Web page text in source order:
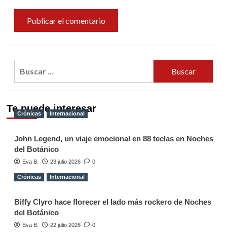
Te puede interesar
Crónicas Internacional
John Legend, un viaje emocional en 88 teclas en Noches
del Botánico
Eva B. 23 julio 2026 0
Crónicas Internacional
Biffy Clyro hace florecer el lado más rockero de Noches
del Botánico
Eva B. 22 julio 2026 0